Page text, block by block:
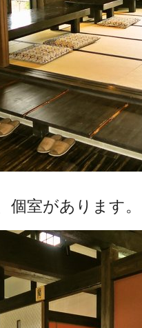
個室があります。